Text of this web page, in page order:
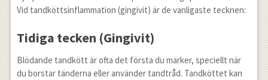
Vid tandköttsinflammation (gingivit) är de vanligaste tecknen:
Tidiga tecken (Gingivit)
Blödande tandkött är ofta det första du märker, speciellt när
du borstar tänderna eller använder tandtråd. Tandköttet kan